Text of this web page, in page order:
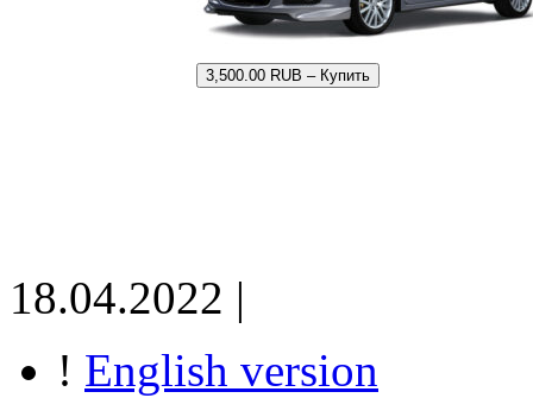
3,500.00 RUB – Купить
18.04.2022 |
! English version